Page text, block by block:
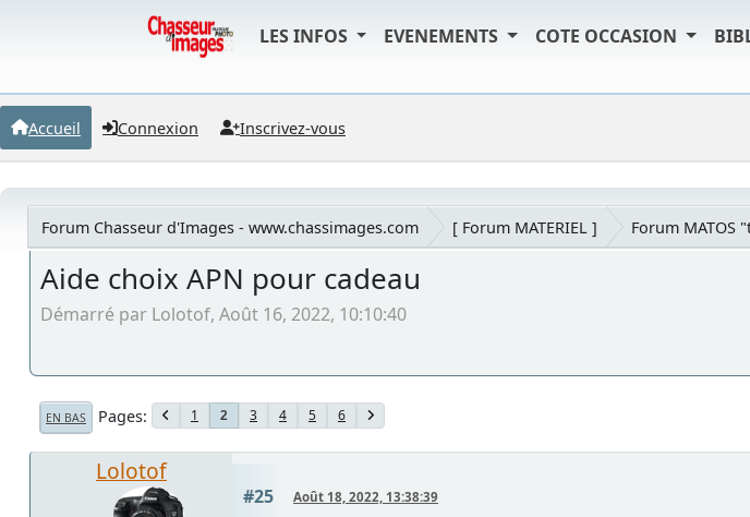
LES INFOS EVENEMENTS COTE OCCASION
Accueil Connexion Inscrivez-vous
Forum Chasseur d'Images - www.chassimages.com [ Forum MATERIEL ] Forum MATOS
Aide choix APN pour cadeau
Démarré par Lolotof, Août 16, 2022, 10:10:40
EN BAS Pages 1 2 3 4 5 6
Lolotof
#25 Août 18, 2022, 13:38:39